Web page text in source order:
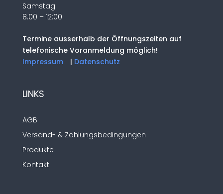
Samstag
8.00 – 12:00
Termine ausserhalb der Öffnungszeiten auf
telefonische Voranmeldung möglich!
Impressum
| Datenschutz
LINKS
AGB
Versand- & Zahlungsbedingungen
Produkte
Kontakt